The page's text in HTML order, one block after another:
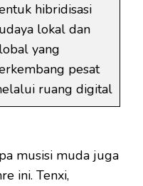
hibridisasi
lokal dan
yang
pesat
ruang digital
musisi muda juga
ini. Tenxi,